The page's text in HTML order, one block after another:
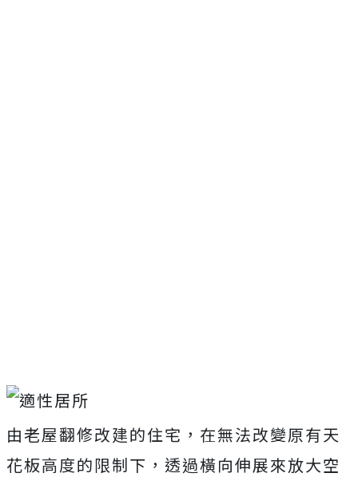
由老屋翻修改建的住宅，在無法改變原有天
花板高度的限制下，透過橫向伸展來放大空